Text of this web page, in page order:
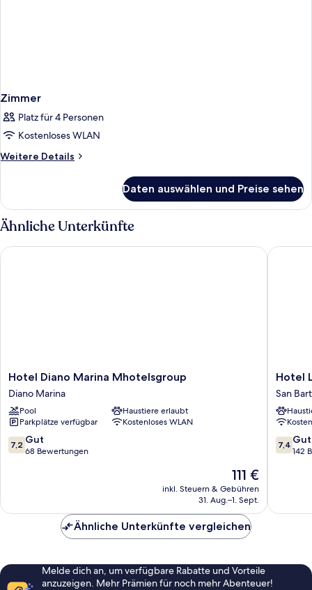
Zimmer
Platz für 4 Personen
Kostenloses WLAN
Weitere Details
Weitere
Daten auswählen und Preise sehen
Ähnliche Unterkünfte
Hotel
Diano
Marina
Mhotelsgroup
Diano
Marina
Hotel Diano Marina Mhotelsgroup
Diano Marina
Pool
Haustiere erlaubt
Parkplätze verfügbar
Kostenloses WLAN
7.2
von
7,2 Gut
68 Bewertungen
Der
Preis
beträgt
111 €
inkl. Steuern & Gebühren
31. Aug.–1. Sept.
Hotel Diano Marina Mhotelsgroup
Hotel
La
Marina
San
al
Hotel
San
7.4
von
7,4 Gut
142
Hotel
Ähnliche Unterkünfte vergleichen
Melde dich an, um verfügbare Rabatte und Vorteile
anzuzeigen. Mehr Prämien für noch mehr Abenteuer!